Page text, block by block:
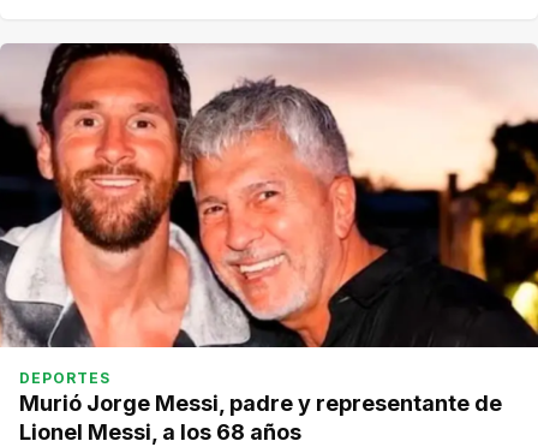
DEPORTES
Murió Jorge Messi, padre y representante de
Lionel Messi, a los 68 años